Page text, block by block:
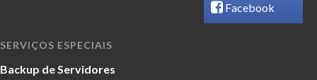
Facebook
SERVIÇOS ESPECIAIS
Backup de Servidores